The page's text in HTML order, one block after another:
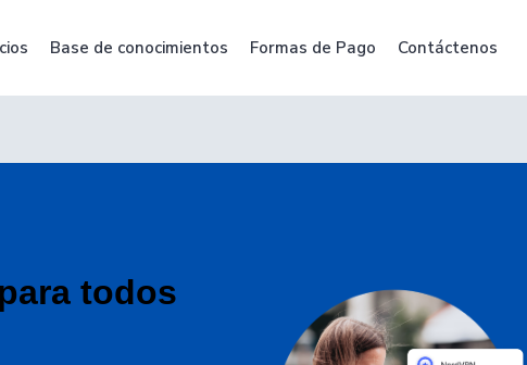
Base de conocimientos Formas de Pago Contáctenos
todos